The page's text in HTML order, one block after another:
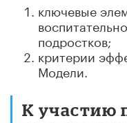
ключевые
подростков;
критерии
Модели.
К участию